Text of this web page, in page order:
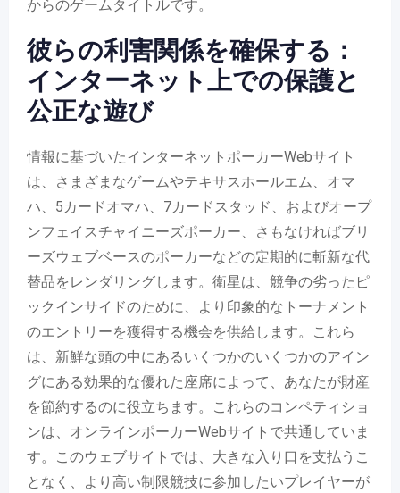
からのゲームタイトルです。
彼らの利害関係を確保する：
インターネット上での保護と
公正な遊び
情報に基づいたインターネットポーカーWebサイト
は、さまざまなゲームやテキサスホールエム、オマ
ハ、5カードオマハ、7カードスタッド、およびオープ
ンフェイスチャイニーズポーカー、さもなければブリ
ーズウェブベースのポーカーなどの定期的に斬新な代
替品をレンダリングします。衛星は、競争の劣ったピ
ックインサイドのために、より印象的なトーナメント
のエントリーを獲得する機会を供給します。これら
は、新鮮な頭の中にあるいくつかのいくつかのアイン
グにある効果的な優れた座席によって、あなたが財産
を節約するのに役立ちます。これらのコンペティショ
ンは、オンラインポーカーWebサイトで共通していま
す。このウェブサイトでは、大きな入り口を支払うこ
となく、より高い制限競技に参加したいプレイヤーが